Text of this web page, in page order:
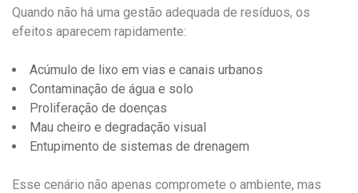
Quando não há uma gestão adequada de resíduos, os
efeitos aparecem rapidamente:
Acúmulo de lixo em vias e canais urbanos
Contaminação de água e solo
Proliferação de doenças
Mau cheiro e degradação visual
Entupimento de sistemas de drenagem
Esse cenário não apenas compromete o ambiente, mas